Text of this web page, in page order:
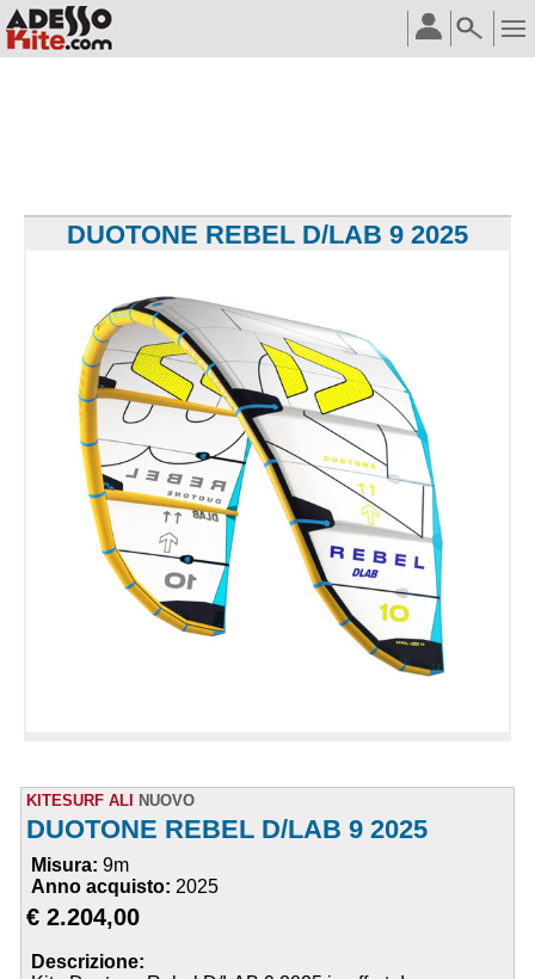
DUOTONE REBEL D/LAB 9 2025
KITESURF ALI NUOVO
DUOTONE REBEL D/LAB 9 2025
Misura: 9m
Anno acquisto: 2025
€ 2.204,00
Descrizione: